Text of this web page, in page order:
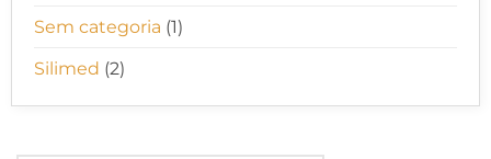
Sem categoria (1)
Silimed (2)